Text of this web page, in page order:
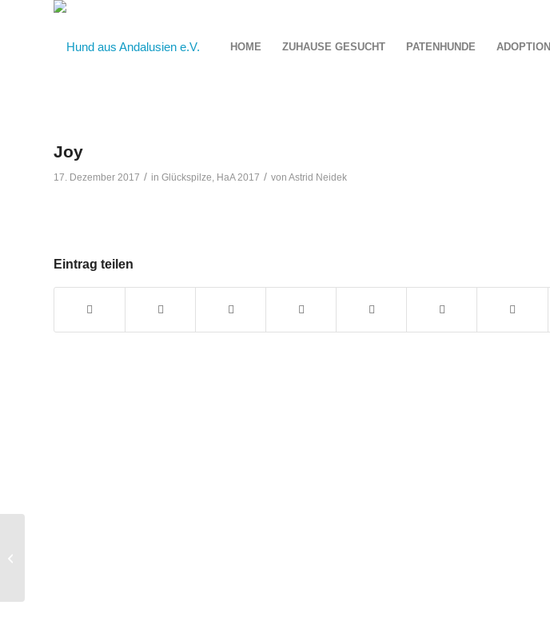
HOME ZUHAUSE GESUCHT PATENHUNDE ADOPTION
Joy
17. Dezember 2017 / in Glückspilze, HaA 2017 / von Astrid Neidek
Eintrag teilen